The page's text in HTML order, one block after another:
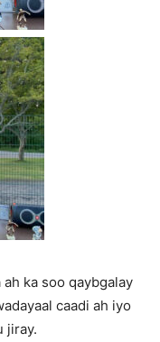
ka soo qaybgalay
caadi ah iyo
jiray.